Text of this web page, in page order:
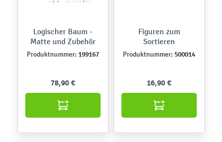
Logischer Baum -
Matte und Zubehör
Produktnummer: 199167
78,90 €
Figuren zum
Sortieren
Produktnummer: 500014
16,90 €